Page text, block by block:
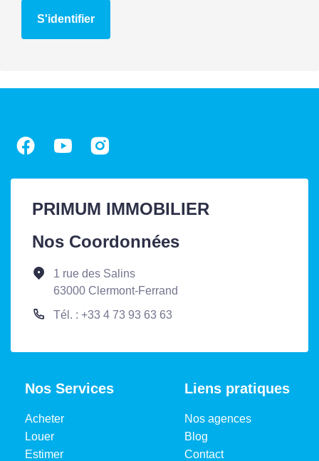
S'identifier
PRIMUM IMMOBILIER
Nos Coordonnées
1 rue des Salins
63000 Clermont-Ferrand
Tél. : +33 4 73 93 63 63
Nos Services
Acheter
Louer
Estimer
Liens pratiques
Nos agences
Blog
Contact